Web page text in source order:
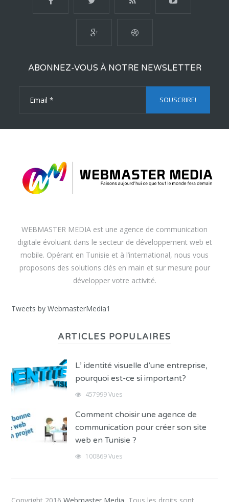
ABONNEZ-VOUS À NOTRE NEWSLETTER
WEBMASTER MEDIA est une agence de communication
digitale évoluant dans le secteur de développement web et
mobile. Opérant en Tunisie et à l’international, nous vous
proposons des solutions clés en main et sur mesure pour
développer votre activité.
Tweets by WebmasterMedia1
ARTICLES POPULAIRES
L’ identité visuelle d’une entreprise,
pourquoi est-ce si important?
457999 Vues
Comment choisir une agence de
communication pour créer son site
web en Tunisie ?
100869 Vues
Copyright 2016Webmaster Media , Tous les droits sont